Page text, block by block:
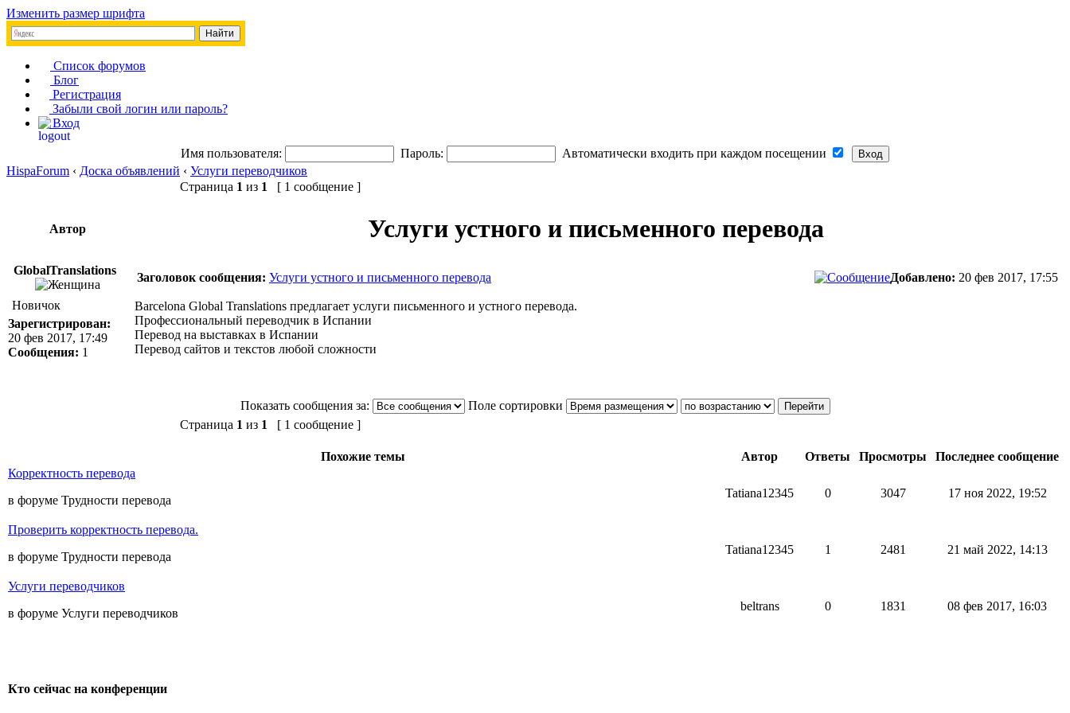
Изменить размер шрифта
Список форумов
Блог
Регистрация
Забыли свой логин или пароль?
Вход
Имя пользователя: Пароль:
Автоматически входить при каждом посещении
HispaForum ‹ Доска объявлений ‹ Услуги переводчиков
Страница 1 из 1 [ 1 сообщение ]
Автор Услуги устного и письменного перевода
GlobalTranslations
Заголовок сообщения: Услуги устного и письменного перевода Добавлено: 20 фев 2017, 17:55
Новичок
Зарегистрирован:
20 фев 2017, 17:49
Сообщения: 1
Barcelona Global Translations предлагает услуги письменного и устного перевода.
Профессиональный переводчик в Испании
Перевод на выставках в Испании
Перевод сайтов и текстов любой сложности
Показать сообщения за:
Поле сортировки
Страница 1 из 1 [ 1 сообщение ]
Похожие темы Автор Ответы Просмотры
Последнее сообщение
Корректность перевода
в форуме Трудности перевода
Tatiana12345 0 3047 17 ноя 2022, 19:52
Проверить корректность перевода.
в форуме Трудности перевода
Tatiana12345 1 2481 21 май 2022, 14:13
Услуги переводчиков
в форуме Услуги переводчиков
beltrans 0 1831 08 фев 2017, 16:03
Кто сейчас на конференции